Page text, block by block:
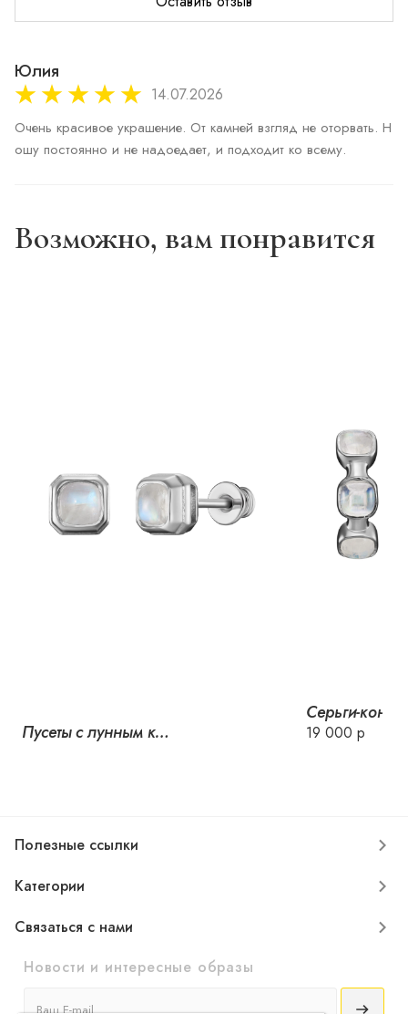
Юлия
14.07.2026
Очень красивое украшение. От камней взгляд не оторвать. Н
ошу постоянно и не надоедает, и подходит ко всему.
Возможно, вам понравится
Пусеты с лунным камнем 19 000 р
Полезные ссылки
Категории
Связаться с нами
Новости и интересные образы